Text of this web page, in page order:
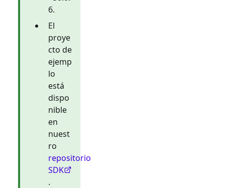
6.
El
proye
cto de
ejemp
lo
está
dispo
nible
en
nuest
ro
repositorio
SDK
.